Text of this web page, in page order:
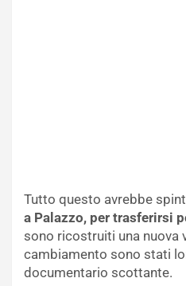
Tutto questo avrebbe
a Palazzo, per trasferirsi
sono ricostruiti una nuova
cambiamento sono stati
documentario scottante.